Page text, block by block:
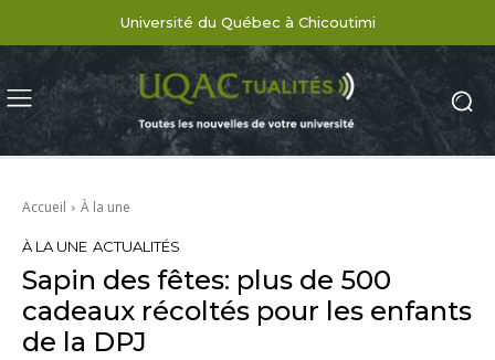
Université du Québec à Chicoutimi
Accueil À la une
À LA UNE ACTUALITÉS
Sapin des fêtes: plus de 500
cadeaux récoltés pour les enfants
de la DPJ